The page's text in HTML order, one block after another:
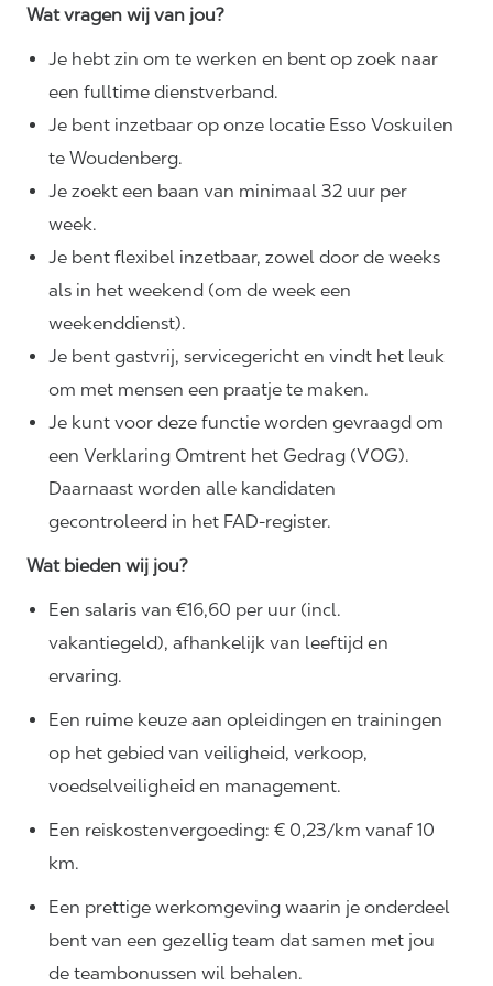
Wat vragen wij van jou?
Je hebt zin om te werken en bent op zoek naar
een fulltime dienstverband.
Je bent inzetbaar op onze locatie Esso Voskuilen
te Woudenberg.
Je zoekt een baan van minimaal 32 uur per
week.
Je bent flexibel inzetbaar, zowel door de weeks
als in het weekend (om de week een
weekenddienst).
Je bent gastvrij, servicegericht en vindt het leuk
om met mensen een praatje te maken.
Je kunt voor deze functie worden gevraagd om
een Verklaring Omtrent het Gedrag (VOG).
Daarnaast worden alle kandidaten
gecontroleerd in het FAD-register.
Wat bieden wij jou?
Een salaris van €16,60 per uur (incl.
vakantiegeld), afhankelijk van leeftijd en
ervaring.
Een ruime keuze aan opleidingen en trainingen
op het gebied van veiligheid, verkoop,
voedselveiligheid en management.
Een reiskostenvergoeding: € 0,23/km vanaf 10
km.
Een prettige werkomgeving waarin je onderdeel
bent van een gezellig team dat samen met jou
de teambonussen wil behalen.